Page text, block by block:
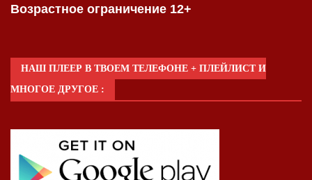
Возрастное ограничение 12+
НАШ ПЛЕЕР В ТВОЕМ ТЕЛЕФОНЕ + ПЛЕЙЛИСТ И
МНОГОЕ ДРУГОЕ :